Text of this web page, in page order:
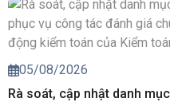
05/08/2026
Rà soát, cập nhật danh